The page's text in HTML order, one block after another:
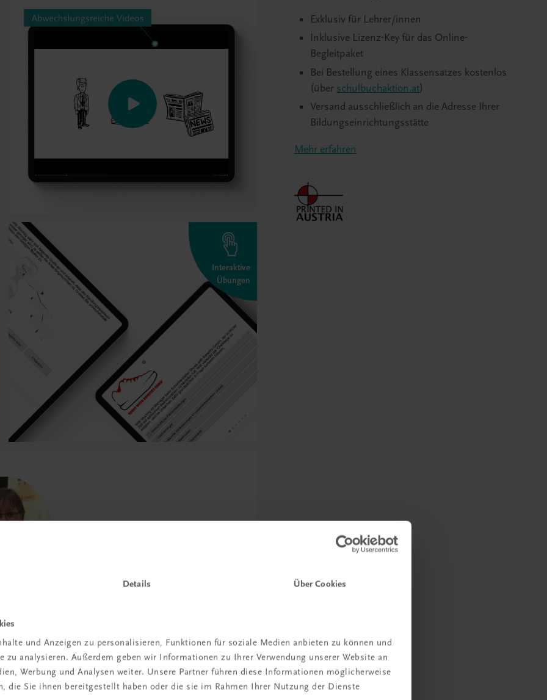
Details Über Cookies
und Anzeigen zu personalisieren, Funktionen für soziale Medien anbieten zu können und
zu analysieren. Außerdem geben wir Informationen zu Ihrer Verwendung unserer Website an
Werbung und Analysen weiter. Unsere Partner führen diese Informationen möglicherweise
die Sie ihnen bereitgestellt haben oder die sie im Rahmen Ihrer Nutzung der Dienste
Exklusiv für Lehrer/innen
Inklusive Lizenz-Key für das Online-
Begleitpaket
Bei Bestellung eines Klassensatzes kostenlos
(über schulbuchaktion.at)
Versand ausschließlich an die Adresse Ihrer
Bildungseinrichtungsstätte
Mehr erfahren
Interaktive
Übungen
gezeigt, dass die Lehrbücher
so gut aufbereitet sind, dass ein
sehr gut möglich ist.
(Autorin)